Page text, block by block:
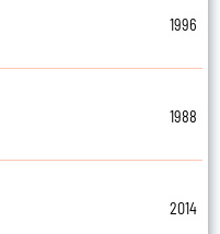
1996
1988
2014